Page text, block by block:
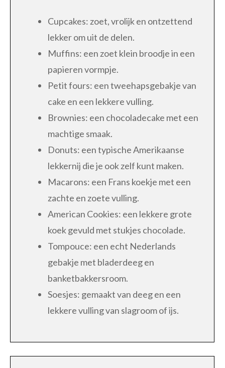
Cupcakes: zoet, vrolijk en ontzettend
lekker om uit de delen.
Muffins: een zoet klein broodje in een
papieren vormpje.
Petit fours: een tweehapsgebakje van
cake en een lekkere vulling.
Brownies: een chocoladecake met een
machtige smaak.
Donuts: een typische Amerikaanse
lekkernij die je ook zelf kunt maken.
Macarons: een Frans koekje met een
zachte en zoete vulling.
American Cookies: een lekkere grote
koek gevuld met stukjes chocolade.
Tompouce: een echt Nederlands
gebakje met bladerdeeg en
banketbakkersroom.
Soesjes: gemaakt van deeg en een
lekkere vulling van slagroom of ijs.